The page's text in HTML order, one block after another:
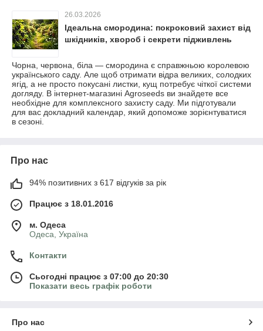
26.03.2026
Ідеальна смородина: покроковий захист від
шкідників, хвороб і секрети підживлень
Чорна, червона, біла — смородина є справжньою королевою
українського саду. Але щоб отримати відра великих, солодких
ягід, а не просто покусані листки, кущ потребує чіткої системи
догляду. В інтернет-магазині Agroseeds ви знайдете все
необхідне для комплексного захисту саду. Ми підготували
для вас докладний календар, який допоможе зорієнтуватися
в сезоні.
Про нас
94% позитивних з 617 відгуків за рік
Працює з 18.01.2016
м. Одеса
Одеса, Україна
Контакти
Сьогодні працює з 07:00 до 20:30
Показати весь графік роботи
Про нас